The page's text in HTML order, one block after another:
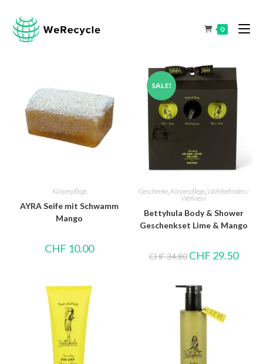
0
Körperpflege
AYRA Seife mit Schwamm
Mango
CHF 10.00
SALE!
Geschenke, Körperpflege, Wohlbefinden /
Wellness
Bettyhula Body & Shower
Geschenkset Lime & Mango
CHF34.80 CHF 29.50